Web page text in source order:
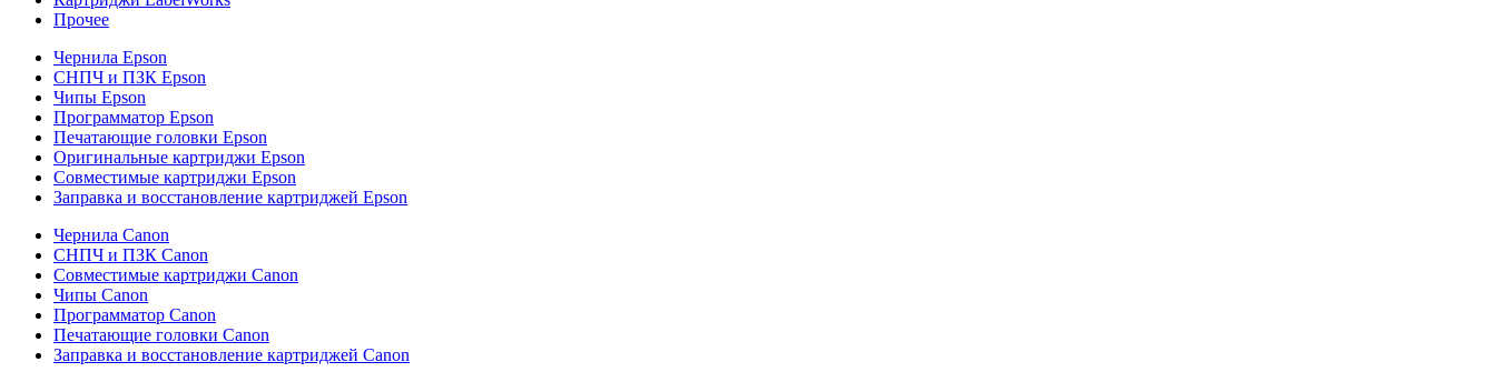
Прочее
Чернила Epson
СНПЧ и ПЗК Epson
Чипы Epson
Программатор Epson
Печатающие головки Epson
Оригинальные картриджи Epson
Совместимые картриджи Epson
Заправка и восстановление картриджей Epson
Чернила Canon
СНПЧ и ПЗК Canon
Совместимые картриджи Canon
Чипы Canon
Программатор Canon
Печатающие головки Canon
Заправка и восстановление картриджей Canon